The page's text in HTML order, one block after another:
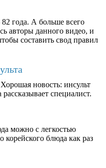
года. А больше всего
авторы данного видео, и
составить свод правил
новость: инсульт
специалист.
можно с легкостью
блюда как раз